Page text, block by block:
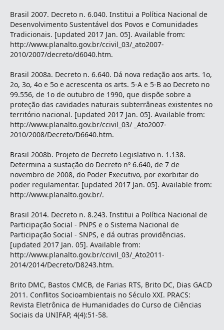
Brasil 2007. Decreto n. 6.040. Institui a Política Nacional de
Desenvolvimento Sustentável dos Povos e Comunidades
Tradicionais. [updated 2017 Jan. 05]. Available from:
http://www.planalto.gov.br/ccivil_03/_ato2007-
2010/2007/decreto/d6040.htm.
Brasil 2008a. Decreto n. 6.640. Dá nova redação aos arts. 1o,
2o, 3o, 4o e 5o e acrescenta os arts. 5-A e 5-B ao Decreto no
99.556, de 1o de outubro de 1990, que dispõe sobre a
proteção das cavidades naturais subterrâneas existentes no
território nacional. [updated 2017 Jan. 05]. Available from:
http://www.planalto.gov.br/ccivil_03/ _Ato2007-
2010/2008/Decreto/D6640.htm.
Brasil 2008b. Projeto de Decreto Legislativo n. 1.138.
Determina a sustação do Decreto nº 6.640, de 7 de
novembro de 2008, do Poder Executivo, por exorbitar do
poder regulamentar. [updated 2017 Jan. 05]. Available from:
http://www.planalto.gov.br/.
Brasil 2014. Decreto n. 8.243. Institui a Política Nacional de
Participação Social - PNPS e o Sistema Nacional de
Participação Social - SNPS, e dá outras providências.
[updated 2017 Jan. 05]. Available from:
http://www.planalto.gov.br/ccivil_03/_Ato2011-
2014/2014/Decreto/D8243.htm.
Brito DMC, Bastos CMCB, de Farias RTS, Brito DC, Dias GACD
2011. Conflitos Socioambientais no Século XXI. PRACS:
Revista Eletrônica de Humanidades do Curso de Ciências
Sociais da UNIFAP, 4(4):51-58.